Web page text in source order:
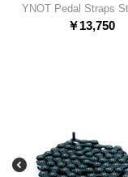
YNOT Pedal Straps
￥13,750